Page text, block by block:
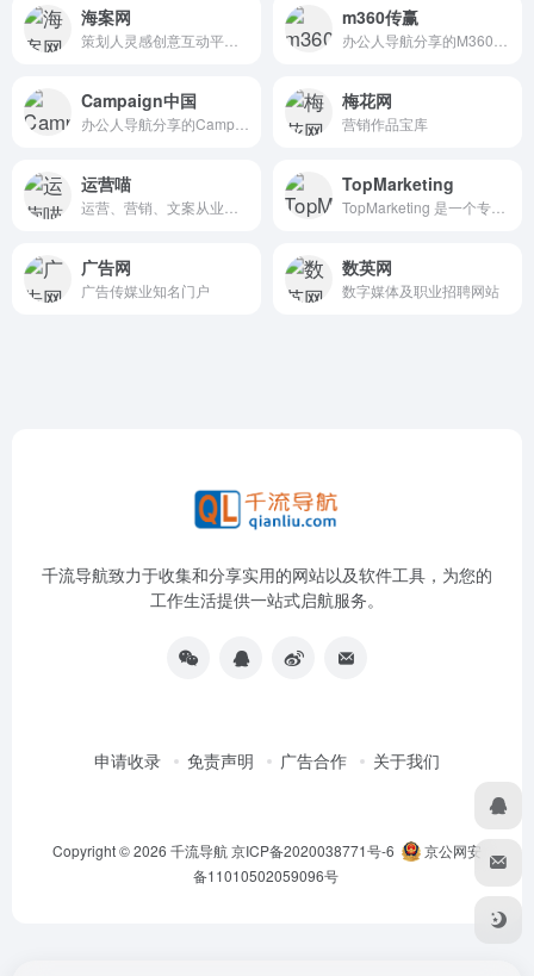
海案网 m360传赢
Campaign中国 梅花网
营销作品宝库
运营喵 TopMarketing
广告网
广告传媒业知名门户
数英网
数字媒体及职业招聘网站
千流导航致力于收集和分享实用的网站以及软件工具，为您的
工作生活提供一站式启航服务。
申请收录 免责声明 广告合作 关于我们
Copyright © 2026 千流导航京ICP备2020038771号-6
京公网安
备11010502059096号